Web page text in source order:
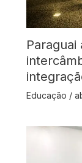
Educação /